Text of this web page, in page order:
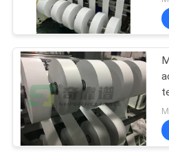
VISITE
D'USINE
CONTRÔLE
DE
QUALITÉ
Matériel
adhésive